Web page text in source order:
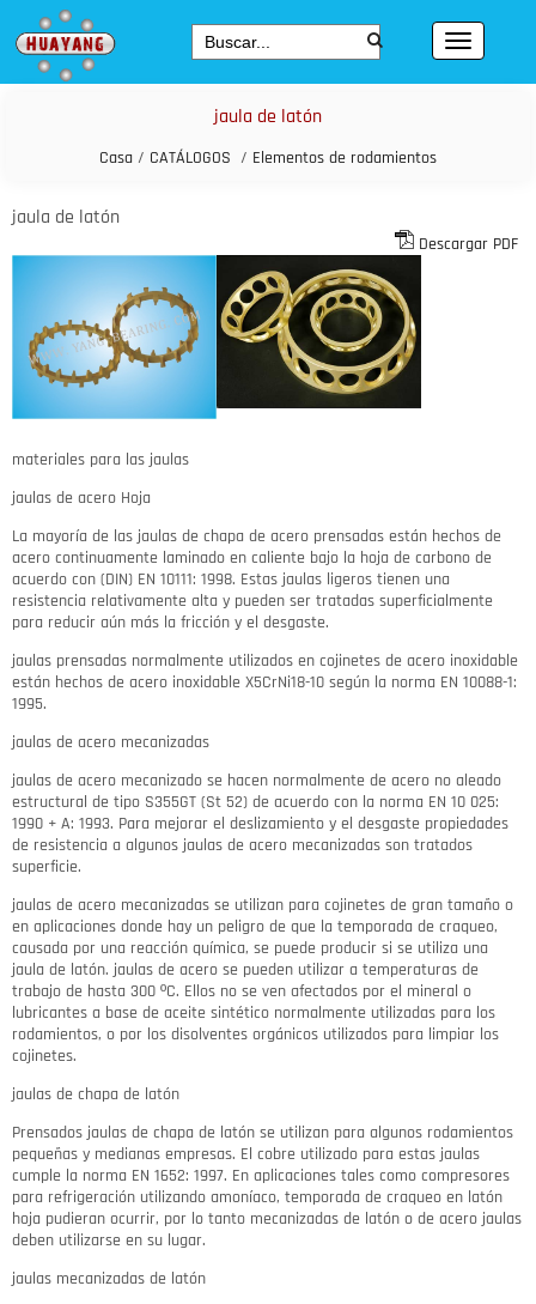
jaula de latón
Casa / CATÁLOGOS / Elementos de rodamientos
jaula de latón
Descargar PDF
materiales para las jaulas
jaulas de acero Hoja
La mayoría de las jaulas de chapa de acero prensadas están hechos de
acero continuamente laminado en caliente bajo la hoja de carbono de
acuerdo con (DIN) EN 10111: 1998. Estas jaulas ligeros tienen una
resistencia relativamente alta y pueden ser tratadas superficialmente
para reducir aún más la fricción y el desgaste.
jaulas prensadas normalmente utilizados en cojinetes de acero inoxidable
están hechos de acero inoxidable X5CrNi18-10 según la norma EN 10088-1:
1995.
jaulas de acero mecanizadas
jaulas de acero mecanizado se hacen normalmente de acero no aleado
estructural de tipo S355GT (St 52) ​​de acuerdo con la norma EN 10 025:
1990 + A: 1993. Para mejorar el deslizamiento y el desgaste propiedades
de resistencia a algunos jaulas de acero mecanizadas son tratados
superficie.
jaulas de acero mecanizadas se utilizan para cojinetes de gran tamaño o
en aplicaciones donde hay un peligro de que la temporada de craqueo,
causada por una reacción química, se puede producir si se utiliza una
jaula de latón. jaulas de acero se pueden utilizar a temperaturas de
trabajo de hasta 300 ºC. Ellos no se ven afectados por el mineral o
lubricantes a base de aceite sintético normalmente utilizadas para los
rodamientos, o por los disolventes orgánicos utilizados para limpiar los
cojinetes.
jaulas de chapa de latón
Prensados ​​jaulas de chapa de latón se utilizan para algunos rodamientos
pequeñas y medianas empresas. El cobre utilizado para estas jaulas
cumple la norma EN 1652: 1997. En aplicaciones tales como compresores
para refrigeración utilizando amoníaco, temporada de craqueo en latón
hoja pudieran ocurrir, por lo tanto mecanizadas de latón o de acero jaulas
deben utilizarse en su lugar.
jaulas mecanizadas de latón